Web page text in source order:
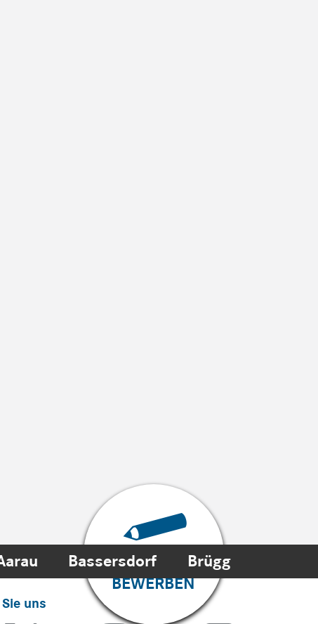
JETZT ONLINE
BEWERBEN
Bassersdorf Brügg
uns